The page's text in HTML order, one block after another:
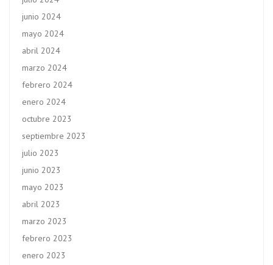
junio 2024
mayo 2024
abril 2024
marzo 2024
febrero 2024
enero 2024
octubre 2023
septiembre 2023
julio 2023
junio 2023
mayo 2023
abril 2023
marzo 2023
febrero 2023
enero 2023